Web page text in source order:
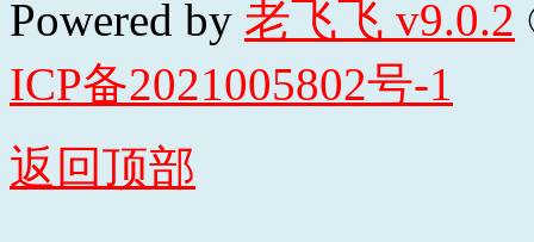
Powered by 老飞飞 v9.0.2
ICP备2021005802号-1
返回顶部